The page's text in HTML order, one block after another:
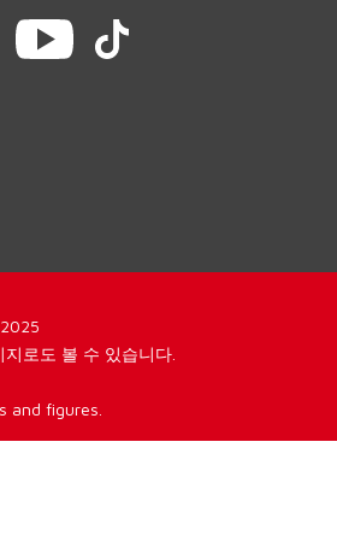
로도 볼 수 있습니다.
and figures.